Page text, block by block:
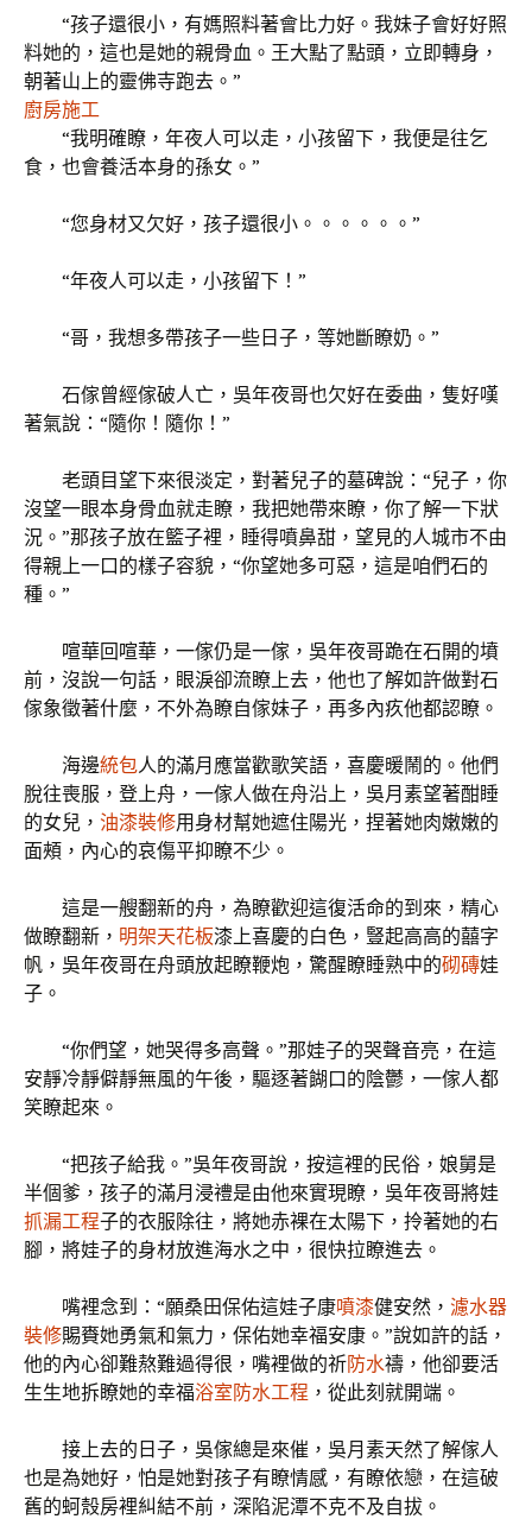
“孩子還很小，有媽照料著會比力好。我妹子會好好照
料她的，這也是她的親骨血。王大點了點頭，立即轉身，
朝著山上的靈佛寺跑去。”
廚房施工
“我明確瞭，年夜人可以走，小孩留下，我便是往乞
食，也會養活本身的孫女。”
“您身材又欠好，孩子還很小。。。。。。”
“年夜人可以走，小孩留下！”
“哥，我想多帶孩子一些日子，等她斷瞭奶。”
石傢曾經傢破人亡，吳年夜哥也欠好在委曲，隻好嘆
著氣說：“隨你！隨你！”
老頭目望下來很淡定，對著兒子的墓碑說：“兒子，你
沒望一眼本身骨血就走瞭，我把她帶來瞭，你了解一下狀
況。”那孩子放在籃子裡，睡得噴鼻甜，望見的人城市不由
得親上一口的樣子容貌，“你望她多可惡，這是咱們石的
種。”
喧華回喧華，一傢仍是一傢，吳年夜哥跪在石開的墳
前，沒說一句話，眼淚卻流瞭上去，他也了解如許做對石
傢象徵著什麼，不外為瞭自傢妹子，再多內疚他都認瞭。
海邊統包人的滿月應當歡歌笑語，喜慶暖鬧的。他們
脫往喪服，登上舟，一傢人做在舟沿上，吳月素望著酣睡
的女兒， 油漆裝修用身材幫她遮住陽光，捏著她肉嫩嫩的
面頰，內心的哀傷平抑瞭不少。
這是一艘翻新的舟，為瞭歡迎這復活命的到來，精心
做瞭翻新， 明架天花板漆上喜慶的白色，豎起高高的囍字
帆，吳年夜哥在舟頭放起瞭鞭炮，驚醒瞭睡熟中的砌磚娃
子。
“你們望，她哭得多高聲。”那娃子的哭聲音亮，在這
安靜冷靜僻靜無風的午後，驅逐著餬口的陰鬱，一傢人都
笑瞭起來。
“把孩子給我。”吳年夜哥說，按這裡的民俗，娘舅是
半個爹，孩子的滿月浸禮是由他來實現瞭，吳年夜哥將娃
抓漏工程子的衣服除往，將她赤裸在太陽下，拎著她的右
腳，將娃子的身材放進海水之中，很快拉瞭進去。
嘴裡念到：“願桑田保佑這娃子康噴漆健安然， 濾水器
裝修賜賚她勇氣和氣力，保佑她幸福安康。”說如許的話，
他的內心卻難熬難過得很，嘴裡做的祈防水禱，他卻要活
生生地拆瞭她的幸福浴室防水工程 ，從此刻就開端。
接上去的日子，吳傢總是來催，吳月素天然了解傢人
也是為她好，怕是她對孩子有瞭情感，有瞭依戀，在這破
舊的蚵殼房裡糾結不前，深陷泥潭不克不及自拔。